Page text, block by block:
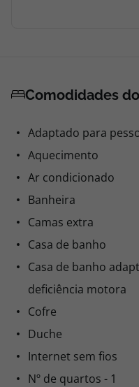
Comodidades
Adaptado para
Aquecimento
Ar condicionado
Banheira
Camas extra
Casa de banho
Casa de banho
deficiência motora
Cofre
Duche
Internet sem fios
Nº de quartos - 1